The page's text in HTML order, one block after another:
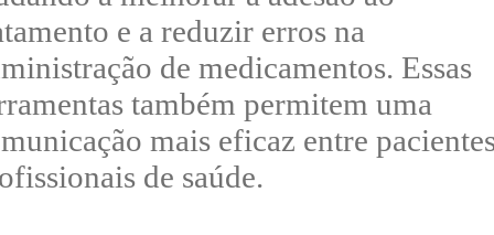
e a reduzir erros na
de medicamentos. Essas
também permitem uma
mais eficaz entre
de saúde.